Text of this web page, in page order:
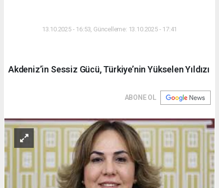
13.10.2025 - 16:53, Güncelleme: 13.10.2025 - 17:41
Akdeniz’in Sessiz Gücü, Türkiye’nin Yükselen Yıldızı
ABONE OL